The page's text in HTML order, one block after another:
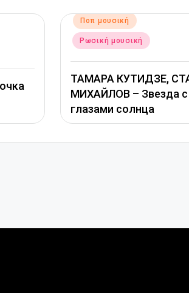
Αναρτήθηκε
σε
Ποπ μουσική
Ρωσική μουσική
Григорий Лепс, Юлия
Савичева – Любовь
оставляет шрамы –